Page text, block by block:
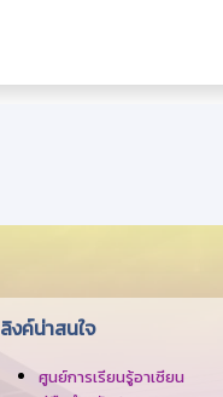
ลิงค์น่าสนใจ
ศูนย์การเรียนรู้อาเซียน